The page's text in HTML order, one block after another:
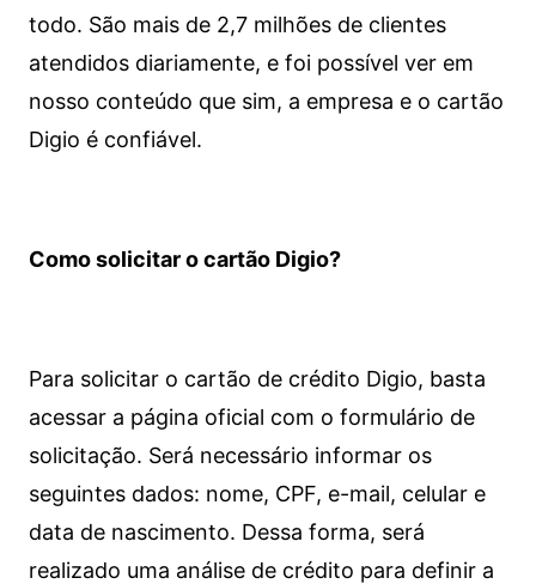
todo. São mais de 2,7 milhões de clientes
atendidos diariamente, e foi possível ver em
nosso conteúdo que sim, a empresa e o cartão
Digio é confiável.
Como solicitar o cartão Digio?
Para solicitar o cartão de crédito Digio, basta
acessar a página oficial com o formulário de
solicitação. Será necessário informar os
seguintes dados: nome, CPF, e-mail, celular e
data de nascimento. Dessa forma, será
realizado uma análise de crédito para definir a